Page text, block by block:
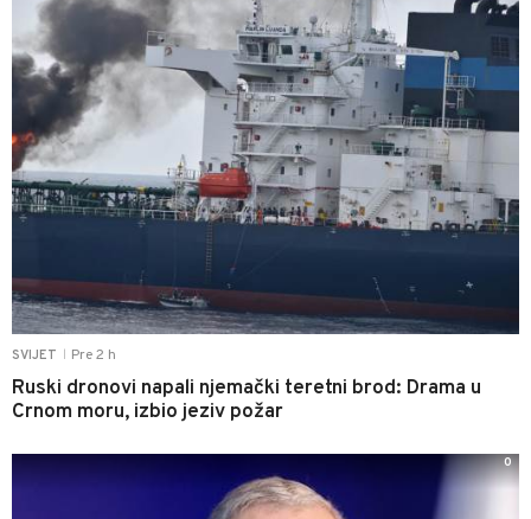
SVIJET Pre 2 h
Ruski dronovi napali njemački teretni brod: Drama u
Crnom moru, izbio jeziv požar
0